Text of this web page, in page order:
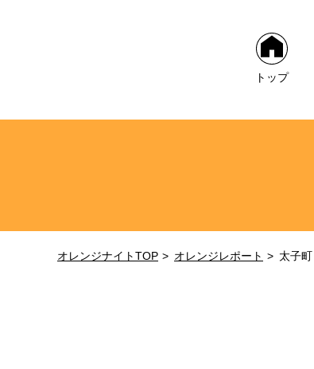
トップ
オレンジナイトTOP オレンジレポート 太子